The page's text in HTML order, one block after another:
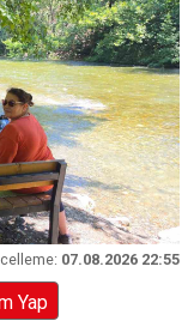
07.08.2026 22:55
Yap